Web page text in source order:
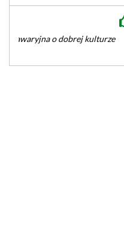
W mojej ocenie najlepszy
2w1 ma bardzo dobra
traktowaniu również…